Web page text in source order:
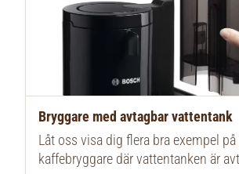
Bryggare med avtagbar vattentank
Låt oss visa dig flera bra exempel
kaffebryggare där vattentanken är